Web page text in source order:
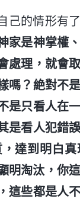
己的情形有
家是神掌權
處理，就會
嗎？絶對不
是只看人在
是看人犯錯
達到明白
淘汰，你
這些都是人